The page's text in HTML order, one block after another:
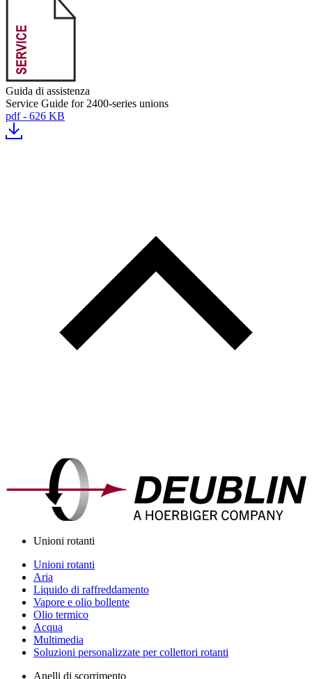
Guida di assistenza
Service Guide for 2400-series unions
pdf - 626 KB
Unioni rotanti
Unioni rotanti
Aria
Liquido di raffreddamento
Vapore e olio bollente
Olio termico
Acqua
Multimedia
Soluzioni personalizzate per collettori rotanti
Anelli di scorrimento